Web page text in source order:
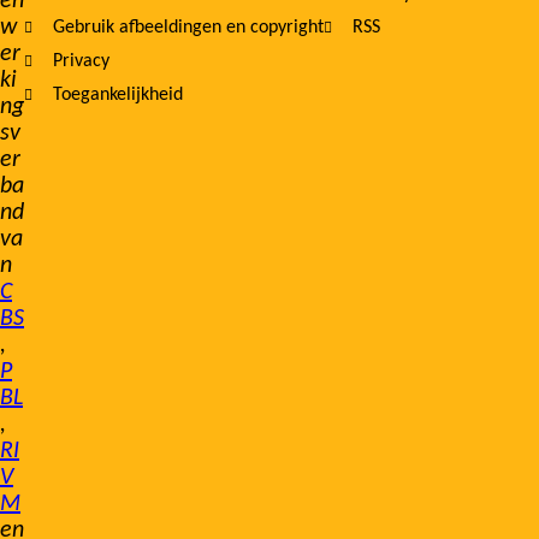
w
er
ki
ng
sv
er
ba
nd
va
n
C
BS
,
P
BL
,
RI
V
M
en
Gebruik afbeeldingen en copyright
Privacy
Toegankelijkheid
RSS